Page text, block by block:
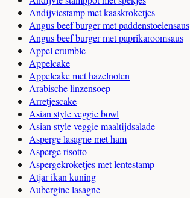
Andijviestamp met kaaskroketjes
Angus beef burger met paddenstoelensaus
Angus beef burger met paprikaroomsaus
Appel crumble
Appelcake
Appelcake met hazelnoten
Arabische linzensoep
Arretjescake
Asian style veggie bowl
Asian style veggie maaltijdsalade
Asperge lasagne met ham
Asperge risotto
Aspergekroketjes met lentestamp
Atjar ikan kuning
Aubergine lasagne